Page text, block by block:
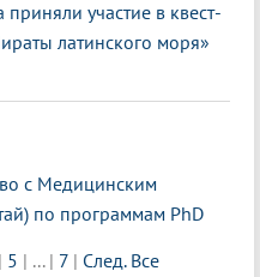
участие в квест-
латинского моря»
с Медицинским
по программам PhD
| 5 | ... | 7 | След. Все